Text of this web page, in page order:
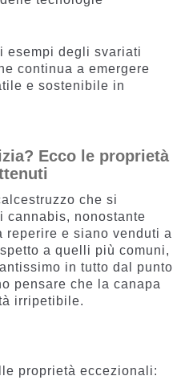
esempi degli svariati
continua a emergere
e sostenibile in
Ecco le proprietà
che si
cannabis, nonostante
e siano venduti a
a quelli più comuni,
in tutto dal punto
pensare che la canapa
irripetibile.
proprietà eccezionali: